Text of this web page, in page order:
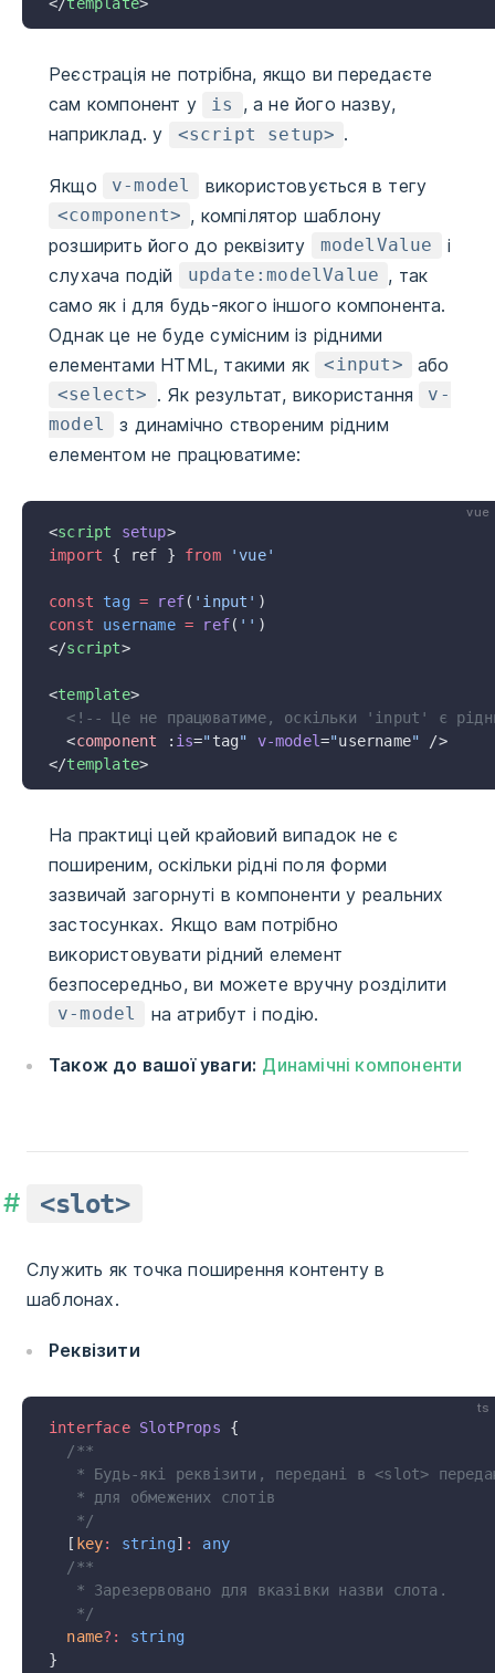
</template>
Реєстрація не потрібна, якщо ви передаєте
сам компонент у
is
, а не його назву,
наприклад. у
<script setup> .
Якщо v-model використовується в тегу
<component> , компілятор шаблону
розширить його до реквізиту
modelValue
і
слухача подій
update:modelValue , так
само як і для будь-якого іншого компонента.
Однак це не буде сумісним із рідними
елементами HTML, такими як
<input> або
<select> . Як результат, використання
v-
model
з динамічно створеним рідним
елементом не працюватиме:
vue
<script setup>
import { ref } from 'vue'
const tag = ref( 'input' )
const username = ref( '' )
</script>
<template>
<!-- Це не працюватиме, оскільки 'input' є
  <
component : is="tag" v-model="username" />
</template>
На практиці цей крайовий випадок не є
поширеним, оскільки рідні поля форми
зазвичай загорнуті в компоненти у реальних
застосунках. Якщо вам потрібно
використовувати рідний елемент
безпосередньо, ви можете вручну розділити
v-model на атрибут і подію.
Також до вашої уваги: Динамічні компоненти
<slot>
Служить як точка поширення контенту в
шаблонах.
Реквізити
ts
interface SlotProps {
  /**
* Будь-які реквізити, передані в <slot>
   * для обмежених слотів
   */
  [
key: string] :
any
  /**
   * Зарезервовано для вказівки назви слота.
   */
  name
?:
string
}